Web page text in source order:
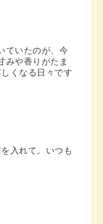
ていたのが、今
みや香りがたま
くなる日々です
入れて。いつも